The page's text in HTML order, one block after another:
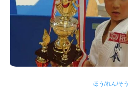
ほう/れん/そう